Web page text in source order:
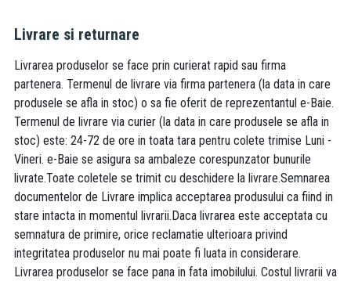
Livrare si returnare
Livrarea produselor se face prin curierat rapid sau firma
partenera. Termenul de livrare via firma partenera (la data in care
produsele se afla in stoc) o sa fie oferit de reprezentantul e-Baie.
Termenul de livrare via curier (la data in care produsele se afla in
stoc) este: 24-72 de ore in toata tara pentru colete trimise Luni -
Vineri. e-Baie se asigura sa ambaleze corespunzator bunurile
livrate.Toate coletele se trimit cu deschidere la livrare.Semnarea
documentelor de Livrare implica acceptarea produsului ca fiind in
stare intacta in momentul livrarii.Daca livrarea este acceptata cu
semnatura de primire, orice reclamatie ulterioara privind
integritatea produselor nu mai poate fi luata in considerare.
Livrarea produselor se face pana in fata imobilului. Costul livrarii va